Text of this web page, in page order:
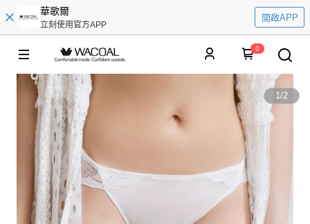
華歌爾
立刻使用官方APP
開啟APP
0
1/2